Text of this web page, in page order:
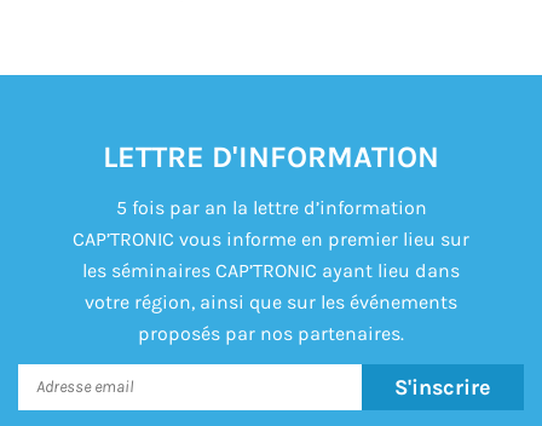
LETTRE D'INFORMATION
5 fois par an la lettre d’information
CAP’TRONIC vous informe en premier lieu sur
les séminaires CAP’TRONIC ayant lieu dans
votre région, ainsi que sur les événements
proposés par nos partenaires.
S'inscrire